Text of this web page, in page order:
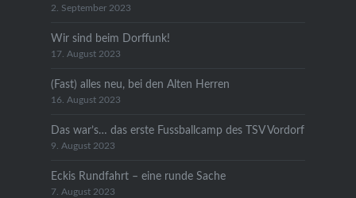
2. September 2023
Wir sind beim Dorffunk!
17. August 2023
(Fast) alles neu, bei den Alten Herren
16. August 2023
Das war’s… das erste Fussballcamp des TSV Vordorf
9. August 2023
Eckis Rundfahrt – eine runde Sache
7. August 2023